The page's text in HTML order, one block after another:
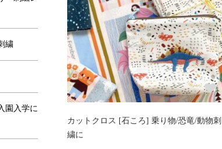
カットクロス [石ころ] 乗り物/恐竜/動物刺
繍に
繍
園入学に